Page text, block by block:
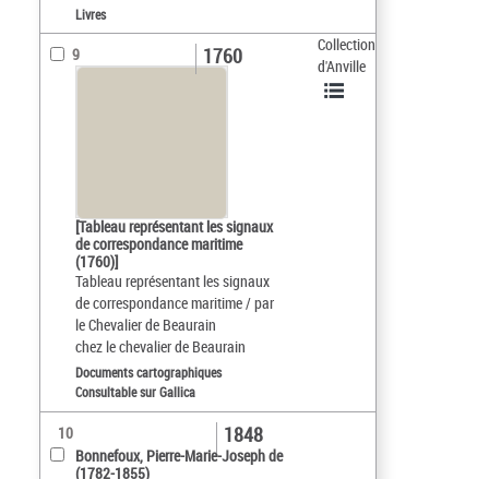
Livres
9
[Tableau représentant les signaux
de correspondance maritime
(1760)]
Tableau représentant les signaux
de correspondance maritime / par
le Chevalier de Beaurain
chez le chevalier de Beaurain
1760
Documents cartographiques
Consultable sur Gallica
Collection
d'Anville
10
Bonnefoux, Pierre-Marie-Joseph de
(1782-1855)
1848